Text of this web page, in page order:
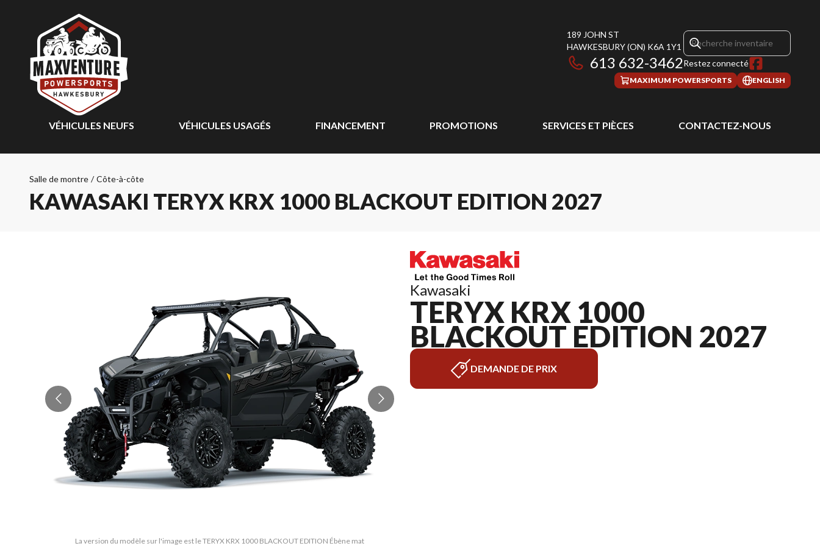
189 JOHN ST
HAWKESBURY(ON) K6A 1Y1
613 632-3462Restez connecté
MAXIMUM POWERSPORTS ENGLISH
VÉHICULES NEUFS VÉHICULES USAGÉS FINANCEMENT PROMOTIONS SERVICES ET PIÈCES CONTACTEZ-NOUS
Salle de montre / Côte-à-côte
KAWASAKI TERYX KRX 1000 BLACKOUT EDITION 2027
La version du modèle sur l'image est le TERYX KRX 1000 BLACKOUT EDITION Ébène mat
Kawasaki
TERYX KRX 1000
BLACKOUT EDITION 2027
DEMANDE DE PRIX